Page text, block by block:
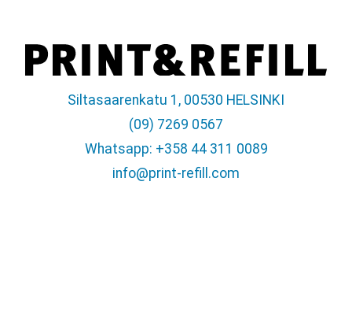
Siltasaarenkatu 1, 00530 HELSINKI
(09) 7269 0567
Whatsapp: +358 44 311 0089
info@print-refill.com